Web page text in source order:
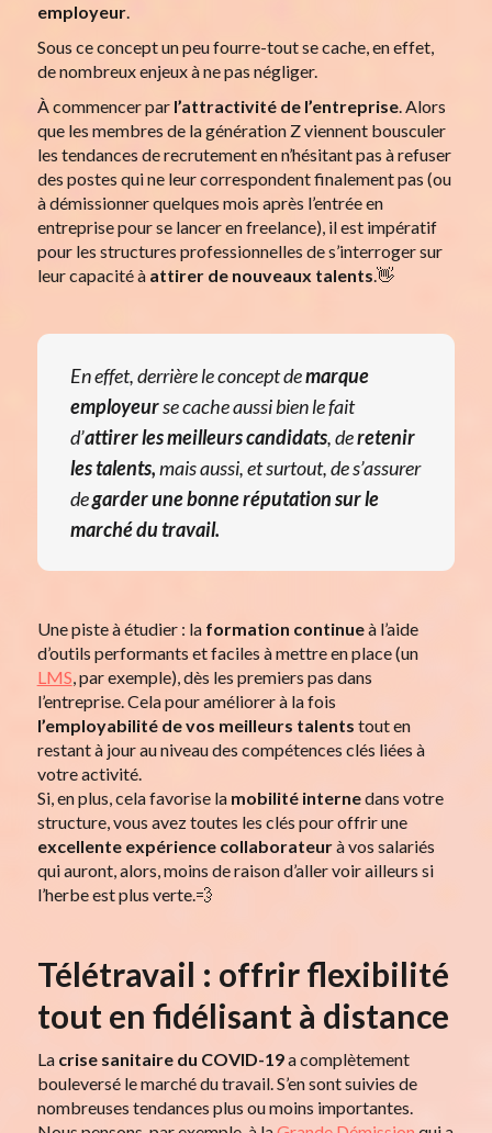
employeur.
Sous ce concept un peu fourre-tout se cache, en effet,
de nombreux enjeux à ne pas négliger.
À commencer par l’attractivité de l’entreprise. Alors
que les membres de la génération Z viennent bousculer
les tendances de recrutement en n’hésitant pas à refuser
des postes qui ne leur correspondent finalement pas (ou
à démissionner quelques mois après l’entrée en
entreprise pour se lancer en freelance), il est impératif
pour les structures professionnelles de s’interroger sur
leur capacité à attirer de nouveaux talents.👋
En effet, derrière le concept demarque
employeurse cache aussi bien le fait
d’attirer les meilleurs candidats, deretenir
les talents,mais aussi, et surtout, de s’assurer
degarder une bonne réputation sur le
marché du travail.
Une piste à étudier : la formation continueà l’aide
d’outils performants et faciles à mettre en place (un
LMS, par exemple), dès les premiers pas dans
l’entreprise. Cela pour améliorer à la fois
l’employabilité de vos meilleurs talents tout en
restant à jour au niveau des compétences clés liées à
votre activité.
Si, en plus, cela favorise la mobilité internedans votre
structure, vous avez toutes les clés pour offrir une
excellente expérience collaborateurà vos salariés
qui auront, alors, moins de raison d’aller voir ailleurs si
l’herbe est plus verte.💨
Télétravail : offrir flexibilité
tout en fidélisant à distance
La crise sanitaire du COVID-19a complètement
bouleversé le marché du travail. S’en sont suivies de
nombreuses tendances plus ou moins importantes.